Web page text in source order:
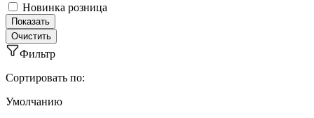
Новинка розница
Фильтр
Сортировать по:
Умолчанию